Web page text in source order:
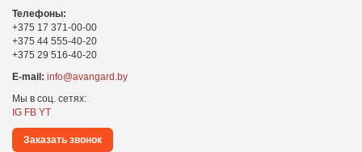
Телефоны:
+375 17 371-00-00
+375 44 555-40-20
+375 29 516-40-20
E-mail: info@avangard.by
Мы в соц. сетях:
IG FB YT
Заказать звонок